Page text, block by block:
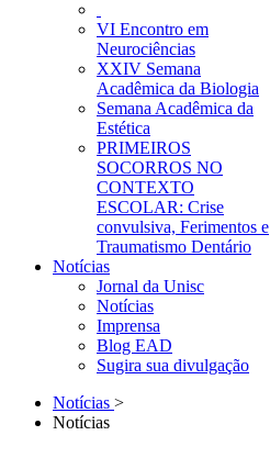
VI Encontro em
Neurociências
XXIV Semana
Acadêmica da Biologia
Semana Acadêmica da
Estética
PRIMEIROS
SOCORROS NO
CONTEXTO
ESCOLAR: Crise
convulsiva, Ferimentos e
Traumatismo Dentário
Notícias
Jornal da Unisc
Notícias
Imprensa
Blog EAD
Sugira sua divulgação
Notícias >
Notícias